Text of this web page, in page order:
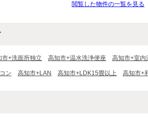
閲覧した物件の一覧を見る
市+洗面所独立 高知市+温水洗浄便座 高知市+室内
ン 高知市+LAN 高知市+LDK15畳以上 高知市+